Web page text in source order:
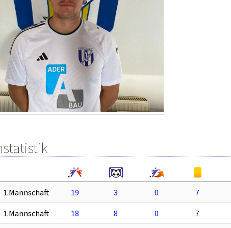
1.Mannschaft 19 3 0 7
1.Mannschaft 18 8 0 7